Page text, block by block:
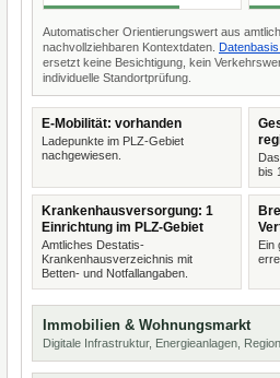
Automatischer Orientierungswert aus
nachvollziehbaren Kontextdaten.
ersetzt keine Besichtigung, kein
individuelle Standortprüfung.
E-Mobilität: vorhanden
Ladepunkte im PLZ-Gebiet
nachgewiesen.
bis
Krankenhausversorgung: 1
Einrichtung im PLZ-Gebiet
Amtliches Destatis-
Krankenhausverzeichnis mit
Betten- und Notfallangaben.
Ein
Immobilien & Wohnungsmarkt
Digitale Infrastruktur, Energieanlagen,